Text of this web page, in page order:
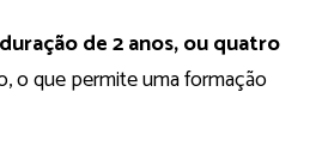
duração de 2 anos, ou quatro
o que permite uma formação